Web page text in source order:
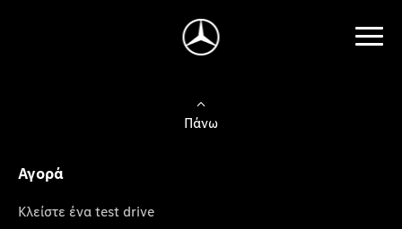
Πάνω
Αγορά
Κλείστε ένα test drive